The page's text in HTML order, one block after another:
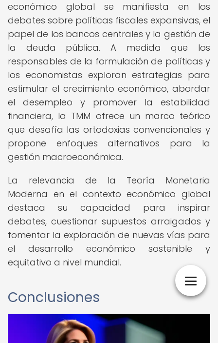
económico global se manifiesta en los
debates sobre políticas fiscales expansivas, el
papel de los bancos centrales y la gestión de
la deuda pública. A medida que los
responsables de la formulación de políticas y
los economistas exploran estrategias para
estimular el crecimiento económico, abordar
el desempleo y promover la estabilidad
financiera, la TMM ofrece un marco teórico
que desafía las ortodoxias convencionales y
propone enfoques alternativos para la
gestión macroeconómica.
La relevancia de la Teoría Monetaria
Moderna en el contexto económico global
destaca su capacidad para inspirar
debates, cuestionar supuestos arraigados y
fomentar la exploración de nuevas vías para
el desarrollo económico sostenible y
equitativo a nivel mundial.
Conclusiones